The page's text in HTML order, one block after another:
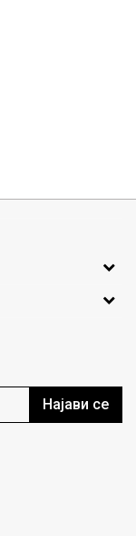
Најави се